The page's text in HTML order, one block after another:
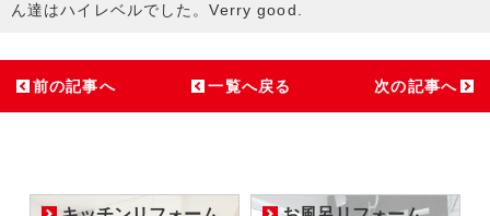
ん達はハイレベルでした。Verry good.
前の記事へ 一覧へ戻る 次の記事へ